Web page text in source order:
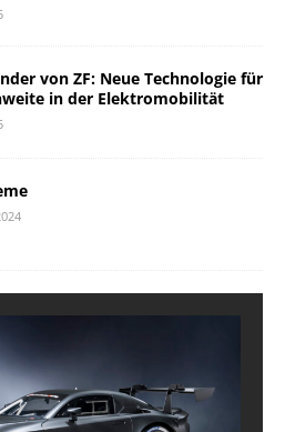
von ZF: Neue Technologie für
in der Elektromobilität